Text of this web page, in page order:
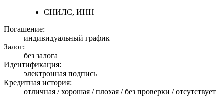
СНИЛС, ИНН
Погашение:
индивидуальный график
Залог:
без залога
Идентификация:
электронная подпись
Кредитная история:
отличная / хорошая / плохая / без проверки / отсутствует